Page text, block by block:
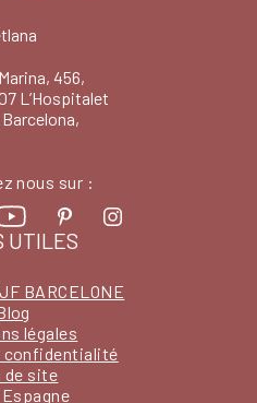
456,
L’Hospitalet
nous sur :
UTILES
BARCELONE
légales
confidentialité
de site